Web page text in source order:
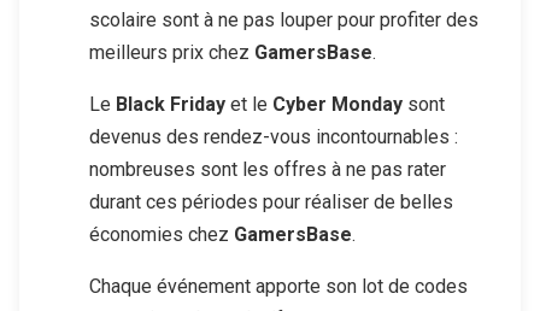
scolaire sont à ne pas louper pour profiter des
meilleurs prix chez GamersBase.
Le Black Friday et le Cyber Monday sont
devenus des rendez-vous incontournables :
nombreuses sont les offres à ne pas rater
durant ces périodes pour réaliser de belles
économies chez GamersBase.
Chaque événement apporte son lot de codes